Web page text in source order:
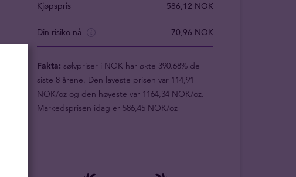
Kjøpspris 586,12 NOK
Din risiko nå 70,96 NOK
Fakta: sølvpriser i NOK har økte 390.68% de
siste 8 årene. Den laveste prisen var 114,91
NOK/oz og den høyeste var 1164,34 NOK/oz.
Markedsprisen idag er 586,45 NOK/oz